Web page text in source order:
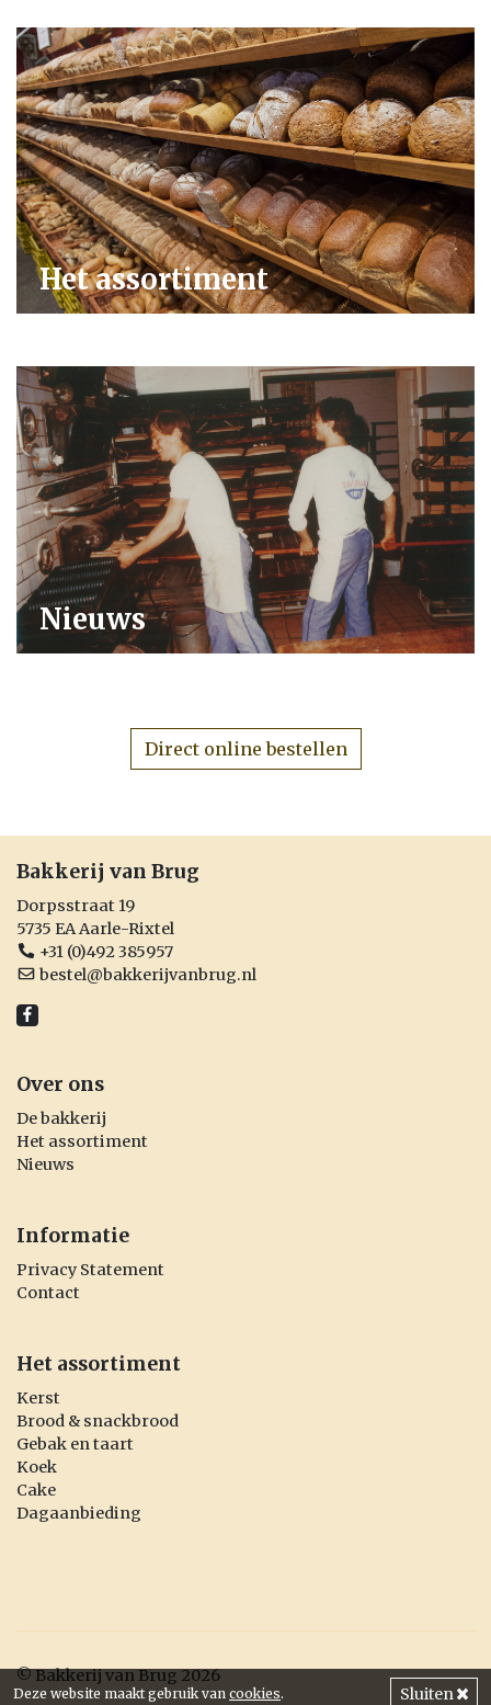
Het assortiment
Nieuws
Direct online bestellen
Bakkerij van Brug
Dorpsstraat 19
5735 EA Aarle-Rixtel
+31 (0)492 385957
bestel@bakkerijvanbrug.nl
Over ons
De bakkerij
Het assortiment
Nieuws
Informatie
Privacy Statement
Contact
Het assortiment
Kerst
Brood & snackbrood
Gebak en taart
Koek
Cake
Dagaanbieding
© Bakkerij van Brug 2026
Deze website maakt gebruik van cookies. Sluiten